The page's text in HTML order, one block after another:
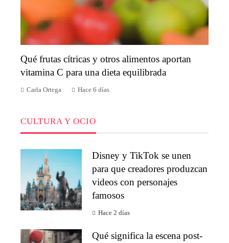
Qué frutas cítricas y otros alimentos aportan
vitamina C para una dieta equilibrada
Carla Ortega Hace 6 días
CULTURA Y OCIO
Disney y TikTok se unen
para que creadores produzcan
videos con personajes
famosos
Hace 2 días
Qué significa la escena post-